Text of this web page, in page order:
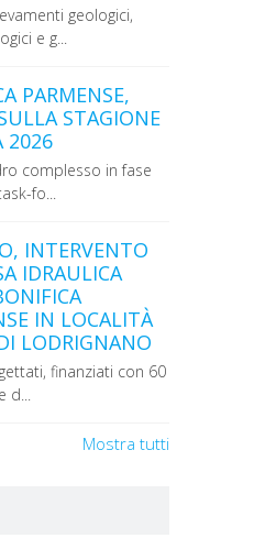
geologici,
e g...
PARMENSE,
STAGIONE
2026
complesso in fase
fo...
INTERVENTO
IDRAULICA
IN LOCALITÀ
LODRIGNANO
finanziati con 60
d...
Mostra tutti